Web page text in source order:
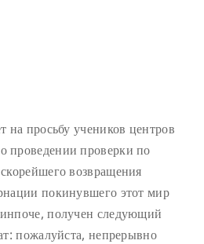
на просьбу учеников центров
проверки по
возвращения
покинувшего этот мир
получен следующий
пожалуйста, непрерывно